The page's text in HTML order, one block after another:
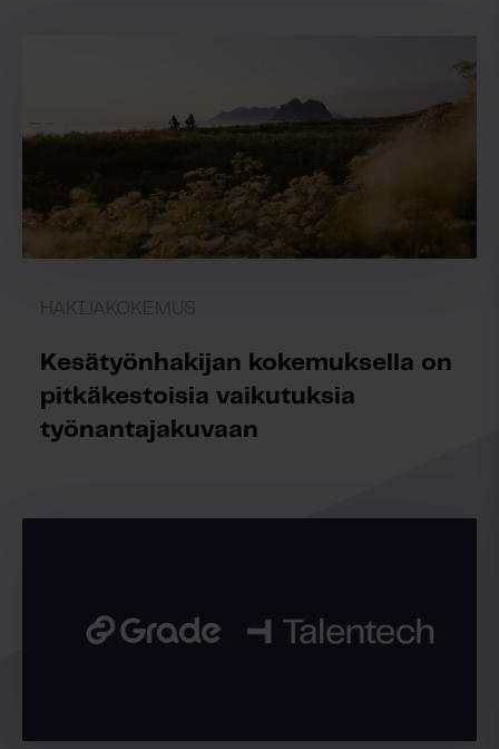
Kesätyönhakijan kokemuksella on
pitkäkestoisia vaikutuksia
työnantajakuvaan